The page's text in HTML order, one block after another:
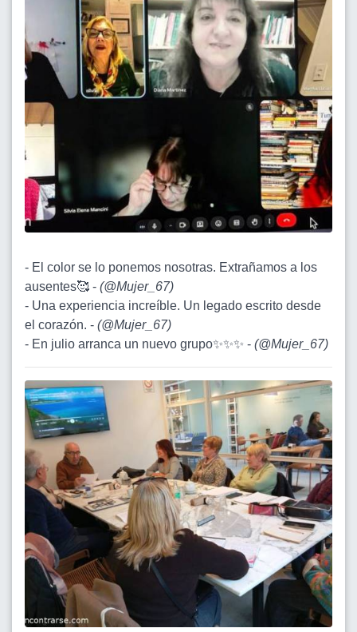
- El color se lo ponemos nosotras. Extrañamos a los
ausentes🥰 - (@Mujer_67)
- Una experiencia increíble. Un legado escrito desde
el corazón. - (@Mujer_67)
- En julio arranca un nuevo grupo✨✨✨ - (@Mujer_67)